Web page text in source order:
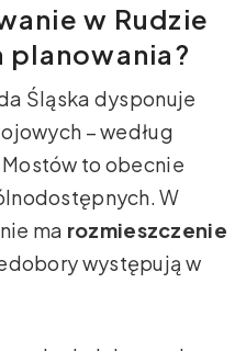
w Rudzie
planowania?
Śląska dysponuje
– według
to obecnie
W
ma rozmieszczenie
występują w